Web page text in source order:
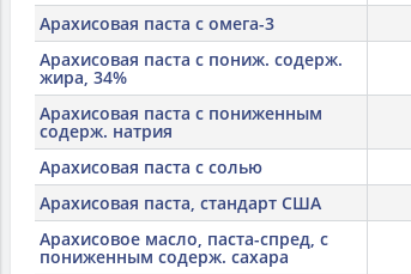
Арахисовая паста с омега-3
Арахисовая паста с пониж. содерж.
жира, 34%
Арахисовая паста с пониженным
содерж. натрия
Арахисовая паста с солью
Арахисовая паста, стандарт США
Арахисовое масло, паста-спред, с
пониженным содерж. сахара